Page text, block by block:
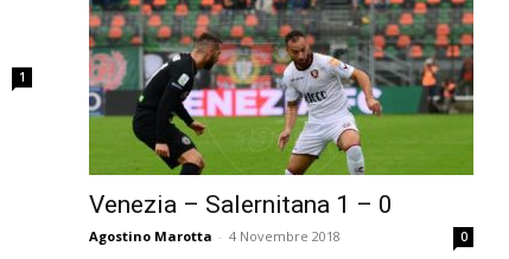
1
Venezia – Salernitana 1 – 0
Agostino Marotta - 4 Novembre 2018 0